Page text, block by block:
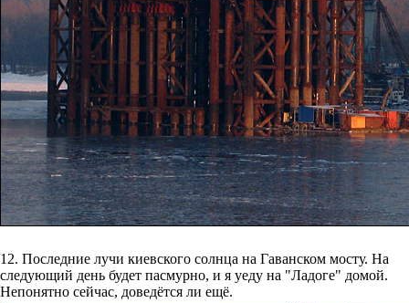
12. Последние лучи киевского солнца на Гаванском мосту. На
следующий день будет пасмурно, и я уеду на "Ладоге" домой.
Непонятно сейчас, доведётся ли ещё.